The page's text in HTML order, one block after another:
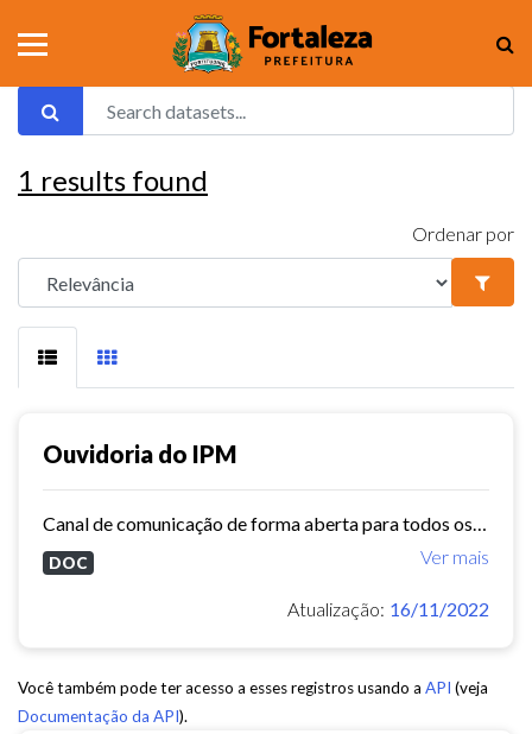
1 results found
Ordenar por
Ouvidoria do IPM
Ver mais
DOC
Atualização: 16/11/2022
Você também pode ter acesso a esses registros usando a API (veja
Documentação da API).